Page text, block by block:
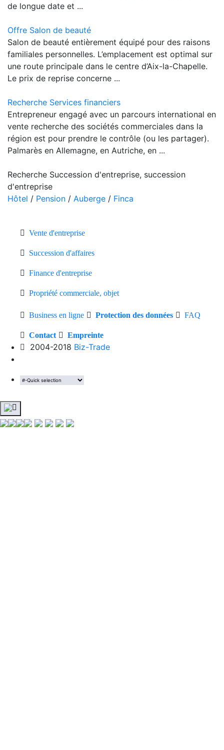
de longue date et ...
Offre Salon de beauté
Salon de beauté entièrement équipé pour des raisons
familiales personnelles. L’emplacement est optimal sur
une route principale dans le centre d’Aix-la-Chapelle.
Le prix de reprise concerne ...
Recherche Services financiers
Entrepreneur engagé avec un parcours international en
vente recherche des sociétés commerciales dans la
région est pour prendre le contrôle (ou les partager).
Palmarès en Allemagne, en Autriche, en ...
Recherche Succession d'entreprise, succession
d'entreprise
Hôtel / Pension / Auberge / Finca
Vente d'entreprise
Succession d'affaires
Finance d'entreprise
Propriété commerciale, objet
Business en ligne Protection des données FAQ
Contact Empreinte
2004-2018 Biz-Trade